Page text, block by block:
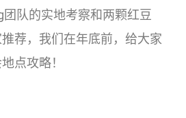
队的实地考察和两颗红豆
荐，我们在年底前，给大家
点攻略！